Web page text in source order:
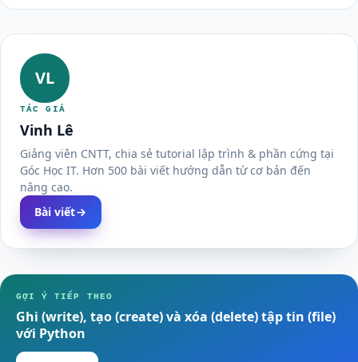
VL
TÁC GIẢ
Vinh Lê
Giảng viên CNTT, chia sẻ tutorial lập trình & phần cứng tại
Góc Học IT. Hơn 500 bài viết hướng dẫn từ cơ bản đến
nâng cao.
Bài viết
GỢI Ý TIẾP THEO
Ghi (write), tạo (create) và xóa (delete) tập tin (file)
với Python